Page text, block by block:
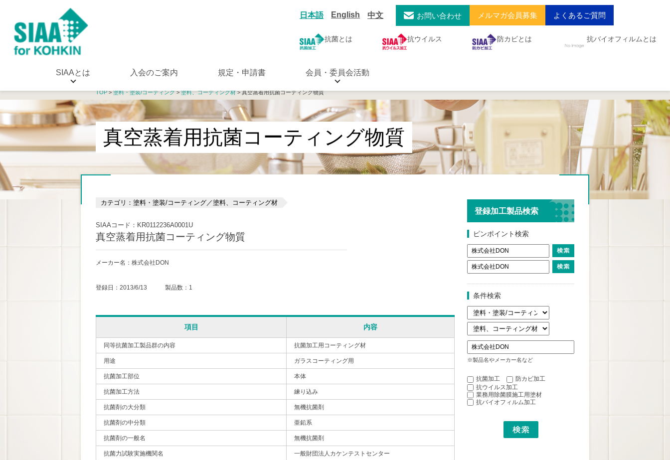
日本語 English 中文 お問い合わせ メルマガ会員募集 よくあるご質問
抗菌とは 抗ウイルス 防カビとは 抗バイオフィルムとは
SIAAとは 入会のご案内 規定・申請書 会員・委員会活動
TOP>塗料・塗装/コーティング>塗料、コーティング材> 真空蒸着用抗菌コーティング物質
真空蒸着用抗菌コーティング物質
カテゴリ：塗料・塗装/コーティング／塗料、コーティング材
SIAAコード：KR0112236A0001U
真空蒸着用抗菌コーティング物質
メーカー名：株式会社DON
登録日：2013/6/13 製品数：1
項目 内容
同等抗菌加工製品群の内容 抗菌加工用コーティング材
用途 ガラスコーティング用
抗菌加工部位 本体
抗菌加工方法 練り込み
抗菌剤の大分類 無機抗菌剤
抗菌剤の中分類 亜鉛系
抗菌剤の一般名 無機抗菌剤
抗菌力試験実施機関名 一般財団法人カケンテストセンター
登録加工製品検索
ピンポイント検索
条件検索
※製品名やメーカー名など
抗菌加工
防カビ加工
抗ウイルス加工
業務用除菌膜施工用塗材
抗バイオフィルム加工